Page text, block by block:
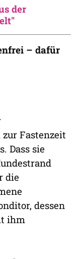
der
– dafür
Fastenzeit
Dass sie
die
dessen
ihm